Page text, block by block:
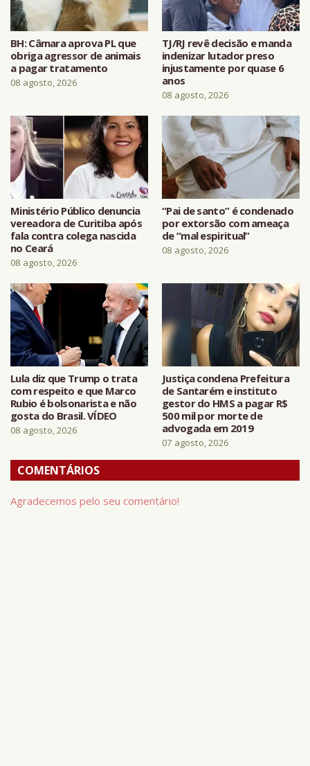
BH: Câmara aprova PL que
obriga agressor de animais
a pagar tratamento
08 agosto, 2026
TJ/RJ revê decisão e manda
indenizar lutador preso
injustamente por quase 6
anos
08 agosto, 2026
Ministério Público denuncia
vereadora de Curitiba após
fala contra colega nascida
no Ceará
08 agosto, 2026
“Pai de santo” é condenado
por extorsão com ameaça
de “mal espiritual”
08 agosto, 2026
Lula diz que Trump o trata
com respeito e que Marco
Rubio é bolsonarista e não
gosta do Brasil. VÍDEO
08 agosto, 2026
Justiça condena Prefeitura
de Santarém e instituto
gestor do HMS a pagar R$
500 mil por morte de
advogada em 2019
07 agosto, 2026
COMENTÁRIOS
Agradecemos pelo seu comentário!